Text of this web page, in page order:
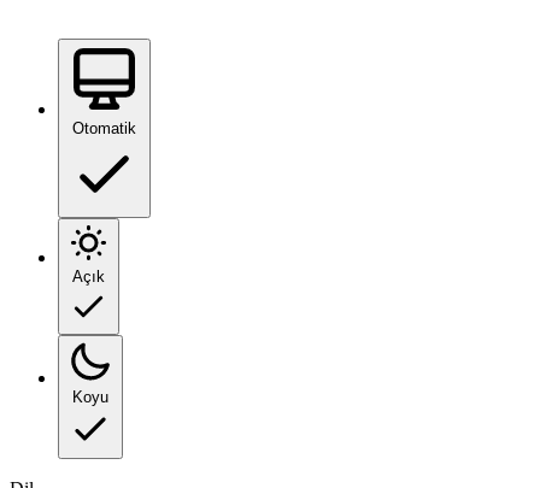
Otomatik
Açık
Koyu